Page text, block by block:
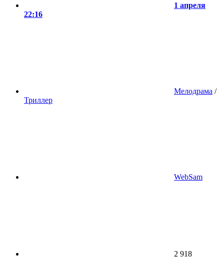
1 апреля
22:16
Мелодрама /
Триллер
WebSam
2 918